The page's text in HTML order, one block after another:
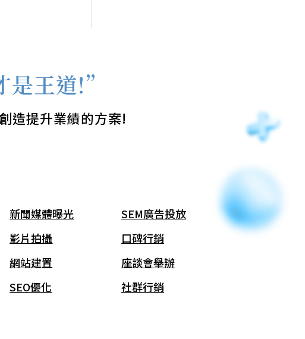
是王道!”
造提升業績的方案!
新聞媒體曝光
影片拍攝
網站建置
SEO優化
SEM廣告投放
口碑行銷
座談會舉辦
社群行銷